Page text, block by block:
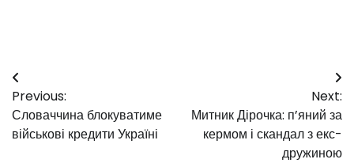
Навігація
записів
Previous:
Словаччина блокуватиме
військові кредити Україні
Next:
Митник Дірочка: п’яний за
кермом і скандал з екс-
дружиною